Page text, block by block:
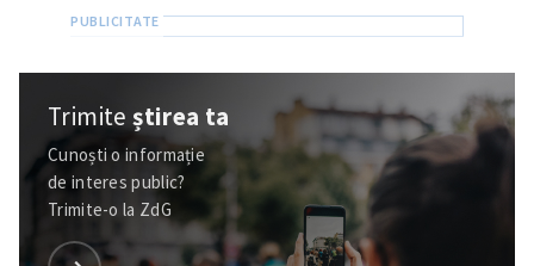
Trimiteștirea ta
Cunoști o informație
de interes public?
Trimite-o la ZdG